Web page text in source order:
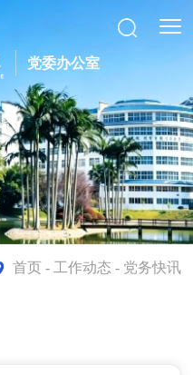
党委办公室
首页- 工作动态 - 党务快讯